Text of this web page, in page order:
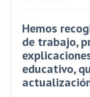
Hemos
de trabajo,
educativo,